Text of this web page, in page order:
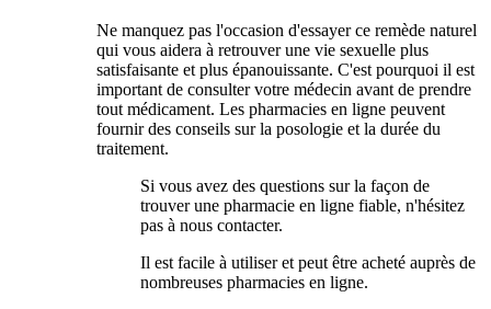
Ne manquez pas l'occasion d'essayer ce remède naturel
qui vous aidera à retrouver une vie sexuelle plus
satisfaisante et plus épanouissante. C'est pourquoi il est
important de consulter votre médecin avant de prendre
tout médicament. Les pharmacies en ligne peuvent
fournir des conseils sur la posologie et la durée du
traitement.
Si vous avez des questions sur la façon de
trouver une pharmacie en ligne fiable, n'hésitez
pas à nous contacter.
Il est facile à utiliser et peut être acheté auprès de
nombreuses pharmacies en ligne.